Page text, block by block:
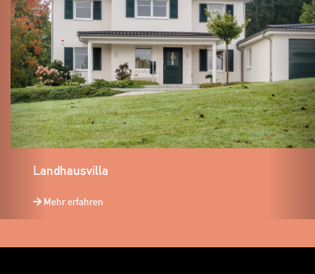
Landhausvilla
Mehr erfahren